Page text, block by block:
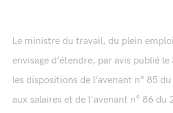
Le ministre du travail, du plein
envisage d’étendre, par avis publié
les dispositions de l’avenant n° 85
aux salaires et de l'avenant n° 86 du